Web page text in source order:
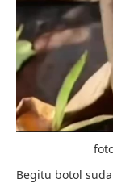
Begitu botol